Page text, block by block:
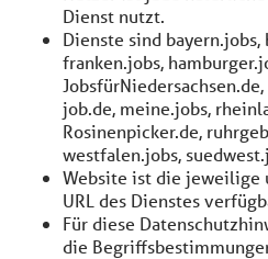
Dienst nutzt.
Dienste sind
franken.jobs,
job.de, meine.jobs,
Rosinenpicker.de,
westfalen.jobs,
Website ist die jeweilige
URL des Dienstes
Für diese
die